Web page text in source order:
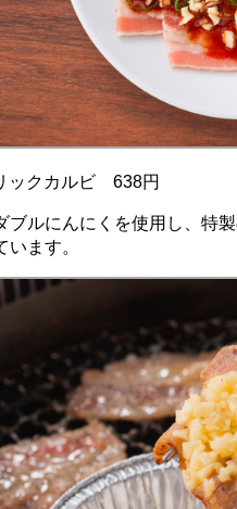
ックカルビ 638円
ルにんにくを使用し、特
ます。